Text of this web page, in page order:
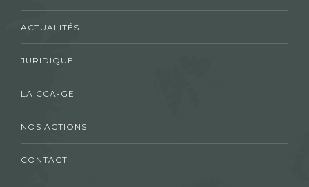
ACTUALITÉS
JURIDIQUE
LA CCA-GE
NOS ACTIONS
CONTACT